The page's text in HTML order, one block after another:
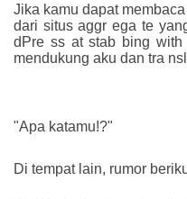
Jika kamu dapat
dari situs aggr ega te
dPre ss at stab bing
mendukung aku dan tra
"Apa katamu!?"
Di tempat lain, rumor